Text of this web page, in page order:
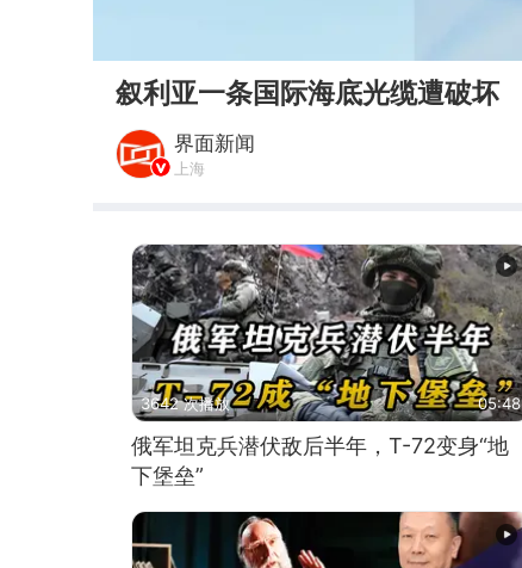
叙利亚一条国际海底光缆遭破坏
界面新闻
上海
3642 次播放 05:48
俄军坦克兵潜伏敌后半年，T-72变身“地
下堡垒”